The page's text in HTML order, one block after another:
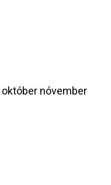
október nóvember